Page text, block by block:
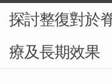
探討整復對於
療及長期效果